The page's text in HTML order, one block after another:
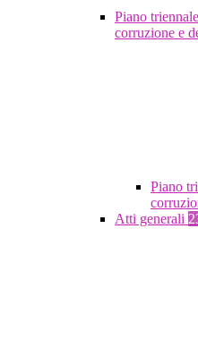
Piano
corruzione e
Piano
Atti generali